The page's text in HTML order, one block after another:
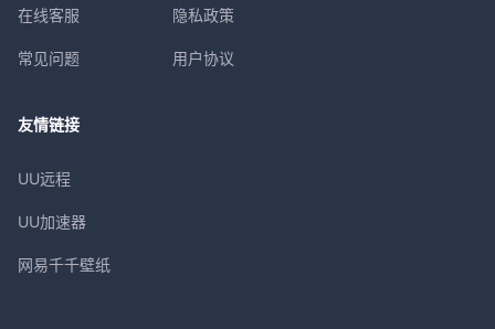
在线客服
常见问题
隐私政策
用户协议
友情链接
UU远程
UU加速器
网易千千壁纸